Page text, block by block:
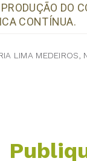
DO
CONTÍNUA.
LIMA MEDEIROS,